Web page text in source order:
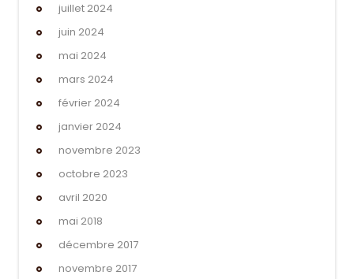
juillet 2024
juin 2024
mai 2024
mars 2024
février 2024
janvier 2024
novembre 2023
octobre 2023
avril 2020
mai 2018
décembre 2017
novembre 2017